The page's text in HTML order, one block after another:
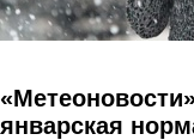
январская